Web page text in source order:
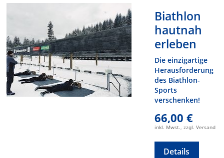
Biathlon
hautnah
erleben
Die einzigartige
Herausforderung
des Biathlon-
Sports
verschenken!
66,00 €
inkl. Mwst., zzgl. Versand
Details